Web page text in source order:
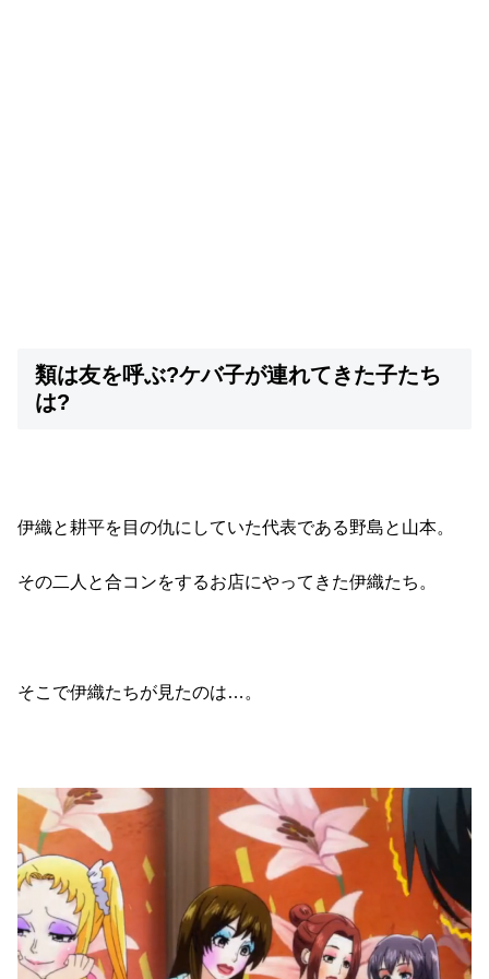
類は友を呼ぶ?ケバ子が連れてきた子たち
は?
伊織と耕平を目の仇にしていた代表である野島と山本。
その二人と合コンをするお店にやってきた伊織たち。
そこで伊織たちが見たのは…。